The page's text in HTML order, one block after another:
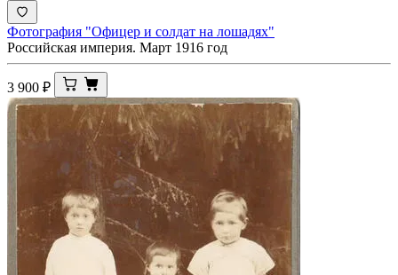
Фотография "Офицер и солдат на лошадях"
Российская империя. Март 1916 год
3 900 ₽